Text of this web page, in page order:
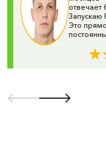
Green Light — это
кабинетов. Это
выбрать
commerce и
Повысьте
— выбирайте Green
отвечает
Запускаю
Это